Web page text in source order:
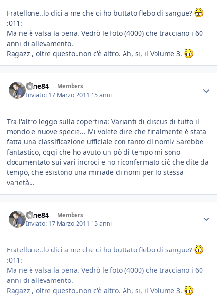
Fratellone..lo dici a me che ci ho buttato flebo di sangue?
:011:
Ma ne è valsa la pena. Vedrò le foto (4000) che tracciano i 60
anni di allevamento.
Ragazzi, oltre questo..non c'è altro. Ah, si, il Volume 3.
sane84 Members
Inviato: 17 Marzo 2011 15 anni
Tra l'altro leggo sulla copertina: Varianti di discus di tutto il
mondo e nuove specie... Mi volete dire che finalmente è stata
fatta una classificazione ufficiale con tanto di nomi? Sarebbe
fantastico, oggi che ho avuto un pò di tempo mi sono
documentato sui vari incroci e ho riconfermato ciò che dite da
tempo, che esistono una miriade di nomi per lo stessa
varietà...
sane84 Members
Inviato: 17 Marzo 2011 15 anni
Fratellone..lo dici a me che ci ho buttato flebo di sangue?
:011:
Ma ne è valsa la pena. Vedrò le foto (4000) che tracciano i 60
anni di allevamento.
Ragazzi, oltre questo..non c'è altro. Ah, si, il Volume 3.